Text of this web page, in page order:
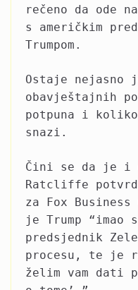
rečeno da ode
s američkim
Trumpom.
Ostaje nejasno
obavještajnih
potpuna i
snazi.
Čini se da je i
Ratcliffe
za Fox
je Trump
predsjednik
procesu, te je
želim vam dati